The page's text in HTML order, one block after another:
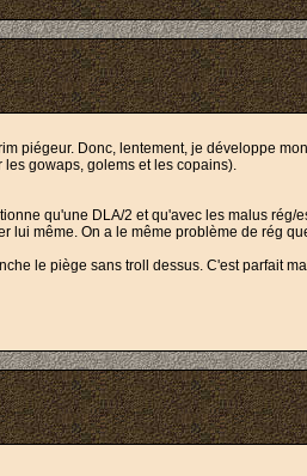
piégeur. Donc, lentement, je développe
gowaps, golems et les copains).
qu'une DLA/2 et qu'avec les malus
même. On a le même problème de rég
le piège sans troll dessus. C'est parfait